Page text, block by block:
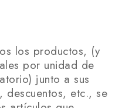
los productos, (y
por unidad de
junto a sus
descuentos, etc., se